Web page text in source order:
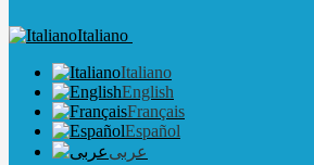
Italiano
Italiano
English
Français
Español
عربى